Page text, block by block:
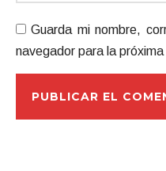
Guarda mi nombre,
navegador para la